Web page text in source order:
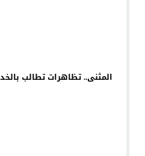
المثنى.. تظاهرات تطالب